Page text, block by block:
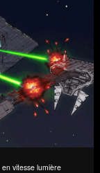
vitesse lumière